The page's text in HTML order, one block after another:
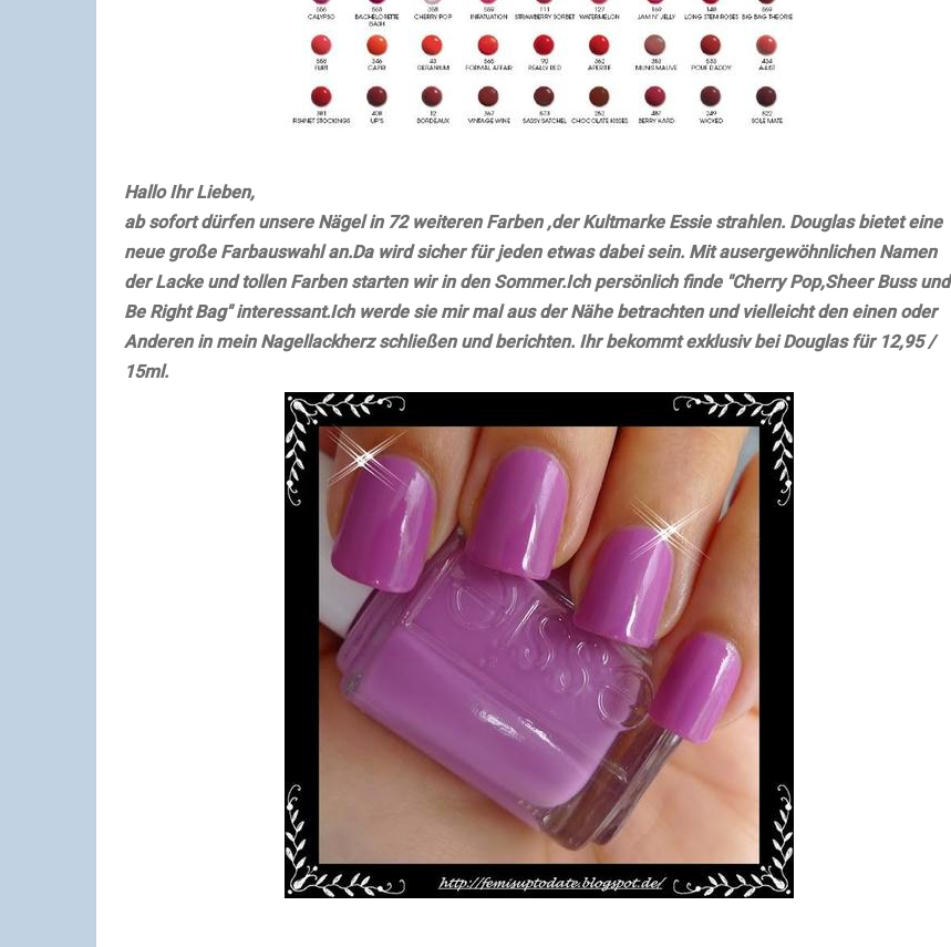
Hallo Ihr Lieben,
ab sofort dürfen unsere Nägel in 72 weiteren Farben ,der Kultmarke Essie strahlen. Douglas bietet eine
neue große Farbauswahl an.Da wird sicher für jeden etwas dabei sein. Mit ausergewöhnlichen Namen
der Lacke und tollen Farben starten wir in den Sommer.Ich persönlich finde "Cherry Pop,Sheer Buss und
Be Right Bag" interessant.Ich werde sie mir mal aus der Nähe betrachten und vielleicht den einen oder
Anderen in mein Nagellackherz schließen und berichten. Ihr bekommt exklusiv bei Douglas für 12,95 /
15ml.